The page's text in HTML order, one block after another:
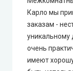
Syndicate
STDM
Карло мы
заказам -
уникальному
очень
имеют